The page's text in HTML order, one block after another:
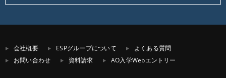
会社概要 ESPグループについて
よくある質問
お問い合わせ
資料請求 AO入学Webエントリー